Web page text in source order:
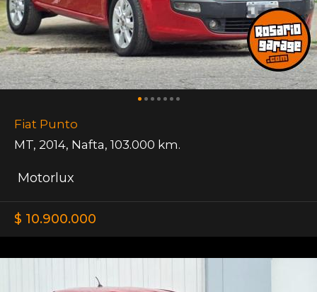
Fiat Punto
MT, 2014, Nafta, 103.000 km.
Motorlux
$ 10.900.000